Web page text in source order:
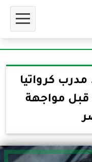
كرواتيا
مواجهة